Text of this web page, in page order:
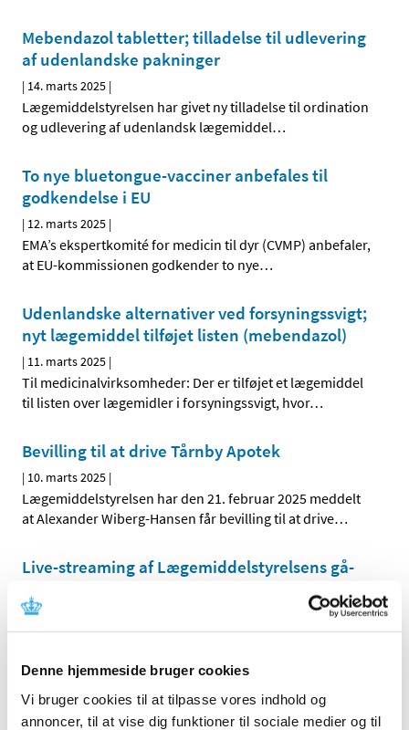
Denne hjemmeside bruger cookies
Vi bruger cookies til at tilpasse vores indhold og
annoncer, til at vise dig funktioner til sociale medier og til
Mebendazol tabletter; tilladelse til udlevering
af udenlandske pakninger
| 14. marts 2025 |
Lægemiddelstyrelsen har givet ny tilladelse til ordination
og udlevering af udenlandsk lægemiddel…
To nye bluetongue-vacciner anbefales til
godkendelse i EU
| 12. marts 2025 |
EMA’s ekspertkomité for medicin til dyr (CVMP) anbefaler,
at EU-kommissionen godkender to nye…
Udenlandske alternativer ved forsyningssvigt;
nyt lægemiddel tilføjet listen (mebendazol)
| 11. marts 2025 |
Til medicinalvirksomheder: Der er tilføjet et lægemiddel
til listen over lægemidler i forsyningssvigt, hvor…
Bevilling til at drive Tårnby Apotek
| 10. marts 2025 |
Lægemiddelstyrelsen har den 21. februar 2025 meddelt
at Alexander Wiberg-Hansen får bevilling til at drive…
Live-streaming af Lægemiddelstyrelsens gå-
hjem møder om den reviderede ICH GCP
guideline (ICH E6 R3)
|6. marts 2025|
2025 fra kl. 14.30 - 18.00 gå-hjem-møder om den